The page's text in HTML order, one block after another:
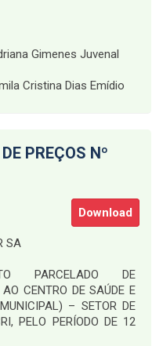
Gimenes Juvenal
Cristina Dias Emídio
PREÇOS Nº
Download
SA
PARCELADO DE
CENTRO DE SAÚDE E
– SETOR DE
PELO PERÍODO DE 12